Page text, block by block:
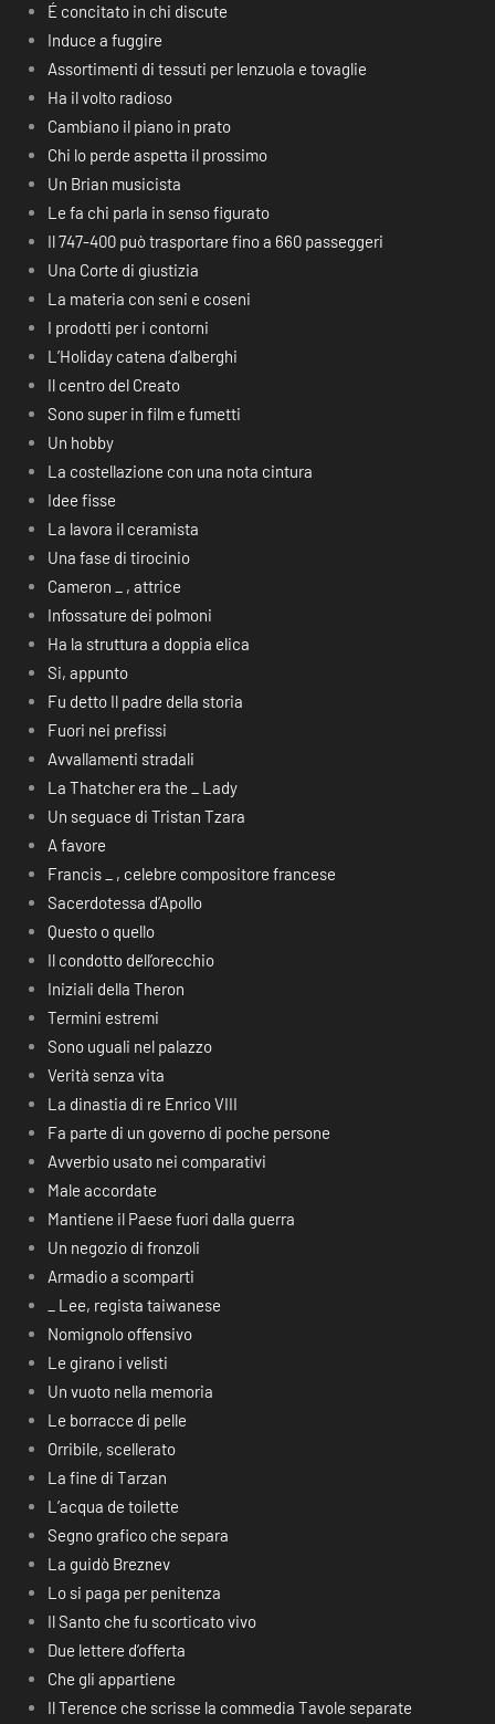
É concitato in chi discute
Induce a fuggire
Assortimenti di tessuti per lenzuola e tovaglie
Ha il volto radioso
Cambiano il piano in prato
Chi lo perde aspetta il prossimo
Un Brian musicista
Le fa chi parla in senso figurato
Il 747-400 può trasportare fino a 660 passeggeri
Una Corte di giustizia
La materia con seni e coseni
I prodotti per i contorni
L’Holiday catena d’alberghi
Il centro del Creato
Sono super in film e fumetti
Un hobby
La costellazione con una nota cintura
Idee fisse
La lavora il ceramista
Una fase di tirocinio
Cameron _ , attrice
Infossature dei polmoni
Ha la struttura a doppia elica
Si, appunto
Fu detto Il padre della storia
Fuori nei prefissi
Avvallamenti stradali
La Thatcher era the _ Lady
Un seguace di Tristan Tzara
A favore
Francis _ , celebre compositore francese
Sacerdotessa d’Apollo
Questo o quello
Il condotto dell’orecchio
Iniziali della Theron
Termini estremi
Sono uguali nel palazzo
Verità senza vita
La dinastia di re Enrico VIII
Fa parte di un governo di poche persone
Avverbio usato nei comparativi
Male accordate
Mantiene il Paese fuori dalla guerra
Un negozio di fronzoli
Armadio a scomparti
_ Lee, regista taiwanese
Nomignolo offensivo
Le girano i velisti
Un vuoto nella memoria
Le borracce di pelle
Orribile, scellerato
La fine di Tarzan
L’acqua de toilette
Segno grafico che separa
La guidò Breznev
Lo si paga per penitenza
Il Santo che fu scorticato vivo
Due lettere d’offerta
Che gli appartiene
Il Terence che scrisse la commedia Tavole separate